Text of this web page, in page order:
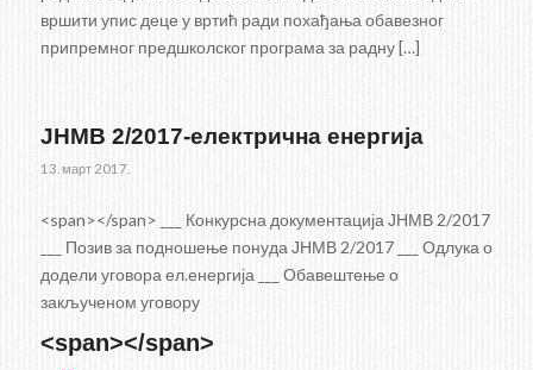
вршити упис деце у вртић ради похађања обавезног
припремног предшколског програма за радну […]
ЈНМВ 2/2017-електрична енергија
13. март 2017.
<span></span> ___ Конкурсна документација ЈНМВ 2/2017
___ Позив за подношење понуда ЈНМВ 2/2017 ___ Одлука о
додели уговора ел.енергија ___ Обавештење о
закљученом уговору
<span></span>